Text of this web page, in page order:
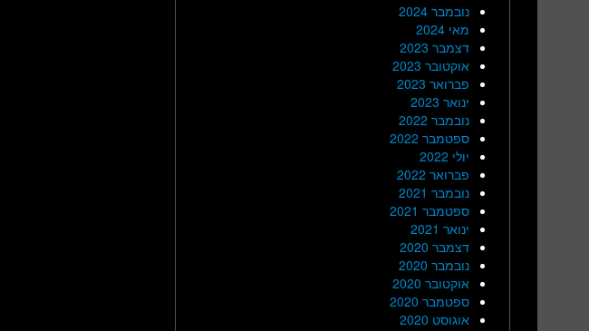
נובמבר 2024
מאי 2024
דצמבר 2023
אוקטובר 2023
פברואר 2023
ינואר 2023
נובמבר 2022
ספטמבר 2022
יולי 2022
פברואר 2022
נובמבר 2021
ספטמבר 2021
ינואר 2021
דצמבר 2020
נובמבר 2020
אוקטובר 2020
ספטמבר 2020
אוגוסט 2020